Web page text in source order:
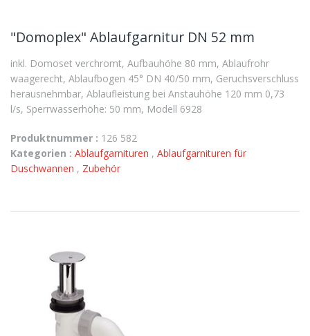
"Domoplex" Ablaufgarnitur DN 52 mm
inkl. Domoset verchromt, Aufbauhöhe 80 mm, Ablaufrohr
waagerecht, Ablaufbogen 45° DN 40/50 mm, Geruchsverschluss
herausnehmbar, Ablaufleistung bei Anstauhöhe 120 mm 0,73
l/s, Sperrwasserhöhe: 50 mm, Modell 6928
Produktnummer : 126 582
Kategorien : Ablaufgarnituren , Ablaufgarnituren für
Duschwannen , Zubehör